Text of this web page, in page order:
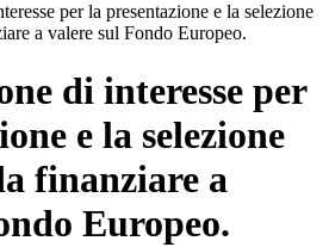
per la presentazione e la selezione
a valere sul Fondo Europeo.
di interesse per
e la selezione
finanziare a
Europeo.